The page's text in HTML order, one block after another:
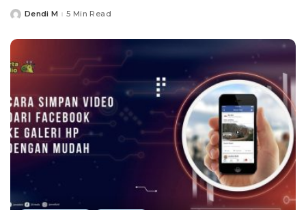
PostedDendi M 5 Min Read